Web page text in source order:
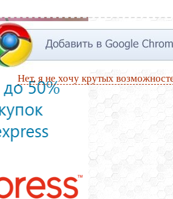
Нет, я не хочу крутых